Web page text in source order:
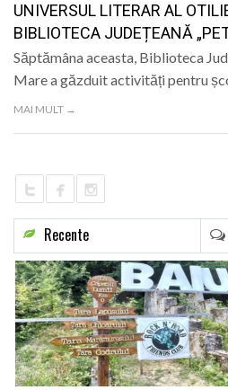
SPORT
SPECIAL
POLITIC
UNIVERSUL LITERAR AL
BIBLIOTECA JUDEȚEANĂ
Săptămâna aceasta, Biblioteca
Mare a găzduit activități pentru
MAI MULT →
Recente